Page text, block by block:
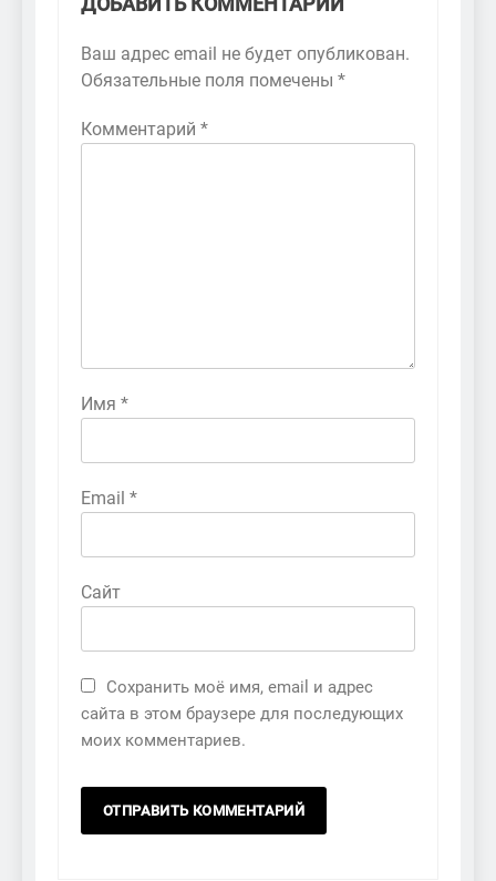
Ваш адрес email не будет опубликован.
Обязательные поля помечены *
Комментарий *
Имя *
Email *
Сайт
Сохранить моё имя, email и адрес
сайта в этом браузере для последующих
моих комментариев.